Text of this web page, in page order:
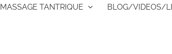
MASSAGE TANTRIQUE BLOG/VIDEOS/